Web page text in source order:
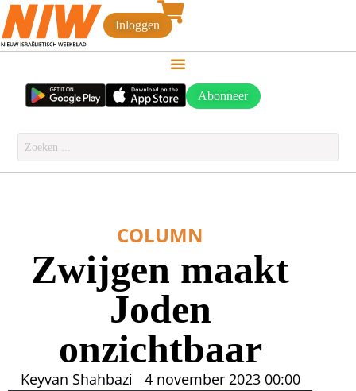
Inloggen
Abonneer
COLUMN
Zwijgen maakt
Joden
onzichtbaar
Keyvan Shahbazi 4 november 2023 00:00